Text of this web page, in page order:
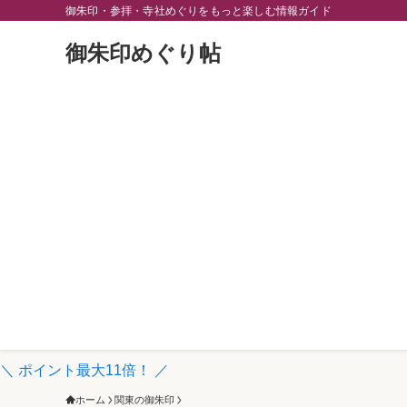
御朱印・参拝・寺社めぐりをもっと楽しむ情報ガイド
御朱印めぐり帖
＼ ポイント最大11倍！ ／
ホーム 関東の御朱印